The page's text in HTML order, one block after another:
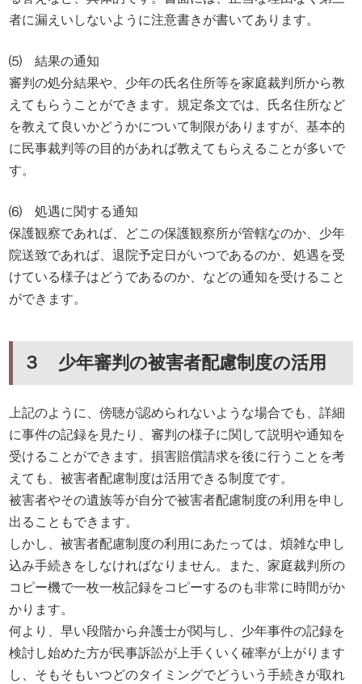
者に漏えいしないように注意書きが書いてあります。
⑸ 結果の通知
審判の処分結果や、少年の氏名住所等を家庭裁判所から教
えてもらうことができます。規定条文では、氏名住所など
を教えて良いかどうかについて制限がありますが、基本的
に民事裁判等の目的があれば教えてもらえることが多いで
す。
⑹ 処遇に関する通知
保護観察であれば、どこの保護観察所が管轄なのか、少年
院送致であれば、退院予定日がいつであるのか、処遇を受
けている様子はどうであるのか、などの通知を受けること
ができます。
３ 少年審判の被害者配慮制度の活用
上記のように、傍聴が認められないような場合でも、詳細
に事件の記録を見たり、審判の様子に関して説明や通知を
受けることができます。損害賠償請求を後に行うことを考
えても、被害者配慮制度は活用できる制度です。
被害者やその遺族等が自分で被害者配慮制度の利用を申し
出ることもできます。
しかし、被害者配慮制度の利用にあたっては、煩雑な申し
込み手続きをしなければなりません。また、家庭裁判所の
コピー機で一枚一枚記録をコピーするのも非常に時間がか
かります。
何より、早い段階から弁護士が関与し、少年事件の記録を
検討し始めた方が民事訴訟が上手くいく確率が上がります
し、そもそもいつどのタイミングでどういう手続きが取れ